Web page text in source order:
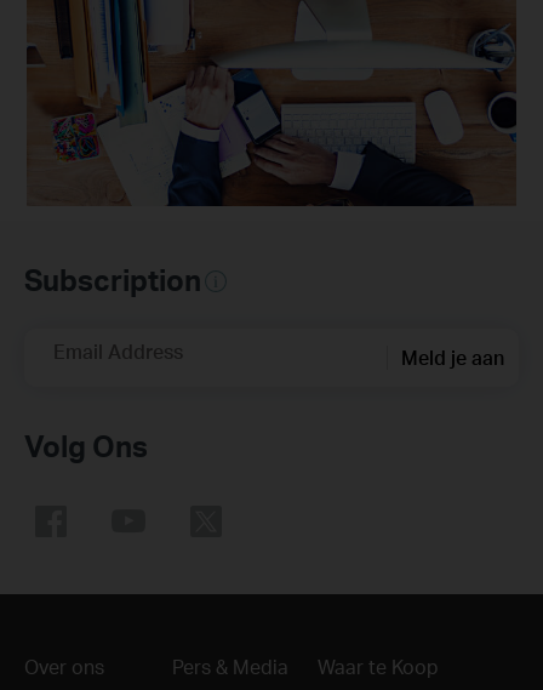
Subscription
Email Address Meld je aan
Volg Ons
Over ons Pers & Media Waar te Koop